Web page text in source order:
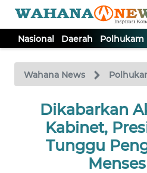
Nasional Daerah Polhukam
Wahana News
Dikabarkan
Kabinet,
Tunggu
TV
Tutup
NASIONAL
DAERAH